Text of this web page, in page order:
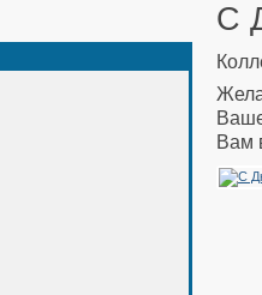
С
Вам